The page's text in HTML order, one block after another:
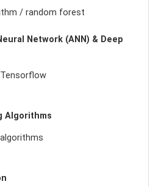
/ random forest
Network (ANN) & Deep
Algorithms